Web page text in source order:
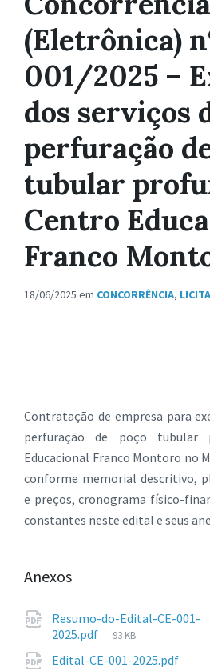
(Eletrônica)
001/2025 –
dos serviços
perfuração
tubular
Centro
Franco
18/06/2025 em CONCORRÊNCIA,
Contratação de empresa para
perfuração de poço tubular
Educacional Franco Montoro no
conforme memorial descritivo,
e preços, cronograma físico-
constantes neste edital e seus
Anexos
Resumo-do-Edital-CE-001-
2025.pdf
Tamanho
arquivo:
93 KB
Edital-CE-001-2025.pdf